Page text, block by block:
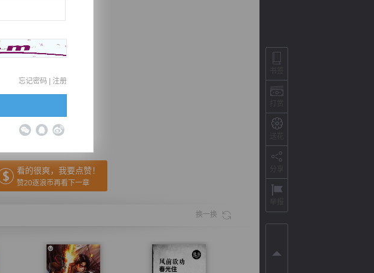
下一章 快捷键→）
看的很爽，我要点赞！
赞20逐浪币再看下一章
换一换
忘记密码 | 注册